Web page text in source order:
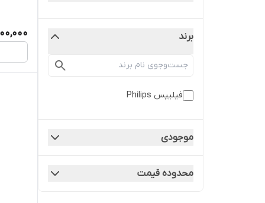
برند
فیلیپس Philips
موجودی
محدوده قیمت